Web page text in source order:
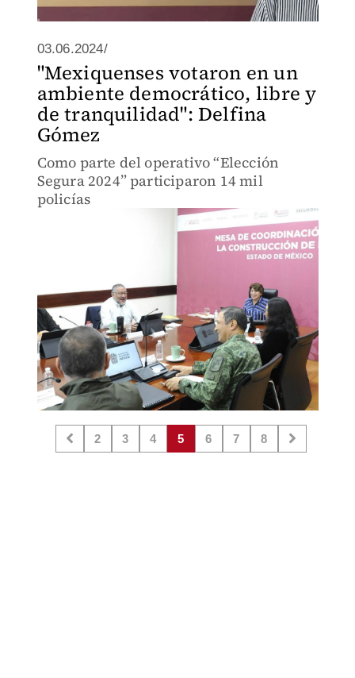
03.06.2024/
"Mexiquenses votaron en un
ambiente democrático, libre y
de tranquilidad": Delfina
Gómez
Como parte del operativo “Elección
Segura 2024” participaron 14 mil
policías
2 3 4 5 6 7 8